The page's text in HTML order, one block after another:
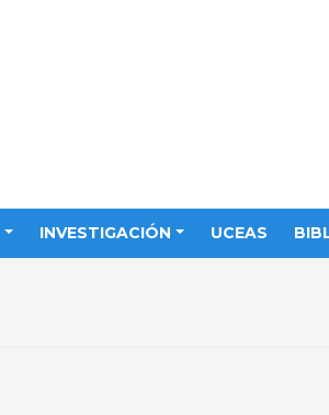
INVESTIGACIÓN UCEAS